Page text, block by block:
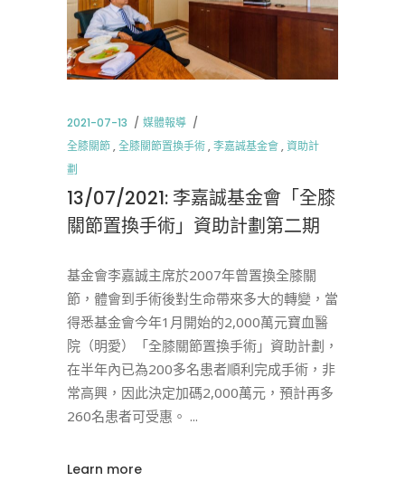
2021-07-13
媒體報導
全膝關節,全膝關節置換手術,李嘉誠基金會,資助計
劃
13/07/2021: 李嘉誠基金會「全膝
關節置換手術」資助計劃第二期
基金會李嘉誠主席於2007年曾置換全膝關
節，體會到手術後對生命帶來多大的轉變，當
得悉基金會今年1月開始的2,000萬元寶血醫
院（明愛）「全膝關節置換手術」資助計劃，
在半年內已為200多名患者順利完成手術，非
常高興，因此決定加碼2,000萬元，預計再多
260名患者可受惠。
Learn more